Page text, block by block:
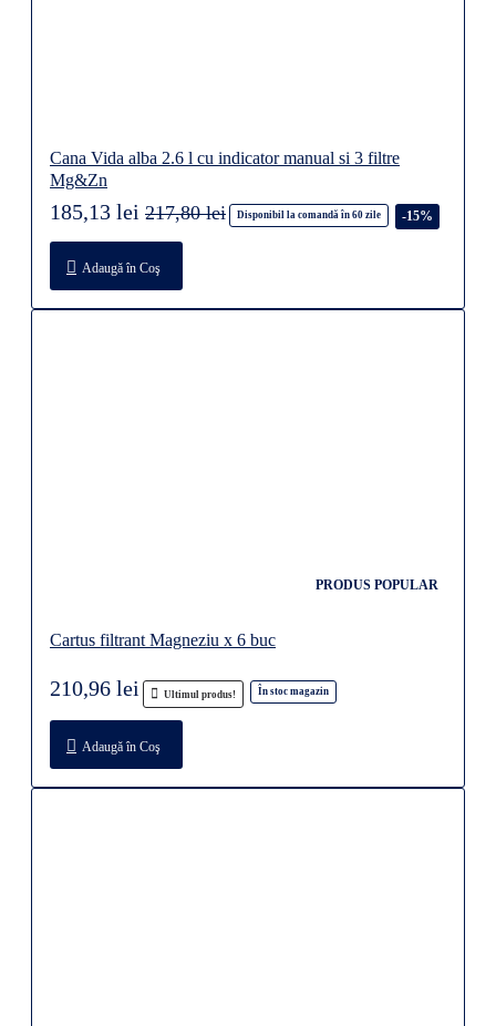
Cana Vida alba 2.6 l cu indicator manual si 3 filtre
Mg&Zn
Disponibil la comandă în 60 zile -15%
185,13 lei 217,80 lei
Adaugă în Coş
PRODUS POPULAR
Cartus filtrant Magneziu x 6 buc
Ultimul produs! În stoc magazin
210,96 lei
Adaugă în Coş